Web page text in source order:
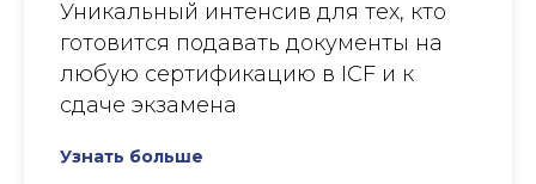
Уникальный интенсив для тех, кто
готовится подавать документы на
любую сертификацию в ICF и к
сдаче экзамена
Узнать больше